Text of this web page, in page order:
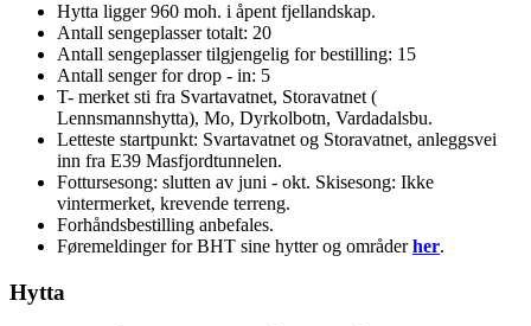
Hytta ligger 960 moh. i åpent fjellandskap.
Antall sengeplasser totalt: 20
Antall sengeplasser tilgjengelig for bestilling: 15
Antall senger for drop - in: 5
T- merket sti fra Svartavatnet, Storavatnet (
Lennsmannshytta), Mo, Dyrkolbotn, Vardadalsbu.
Letteste startpunkt: Svartavatnet og Storavatnet, anleggsvei
inn fra E39 Masfjordtunnelen.
Fottursesong: slutten av juni - okt. Skisesong: Ikke
vintermerket, krevende terreng.
Forhåndsbestilling anbefales.
Føremeldinger for BHT sine hytter og områderher.
Hytta